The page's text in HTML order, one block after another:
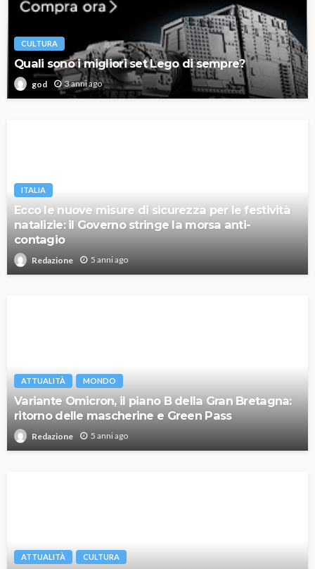
CULTURA
Quali sono i migliori set Lego di sempre?
god 3 anni ago
ITALIA
Ecco le nuove misure di sicurezza per le festività
natalizie: il Governo stringe la morsa anti-
contagio
Redazione 5 anni ago
ATTUALITÀ MONDO
Variante Omicron, il piano B della Gran Bretagna:
ritorno delle mascherine e Green Pass
Redazione 5 anni ago
ATTUALITÀ CULTURA